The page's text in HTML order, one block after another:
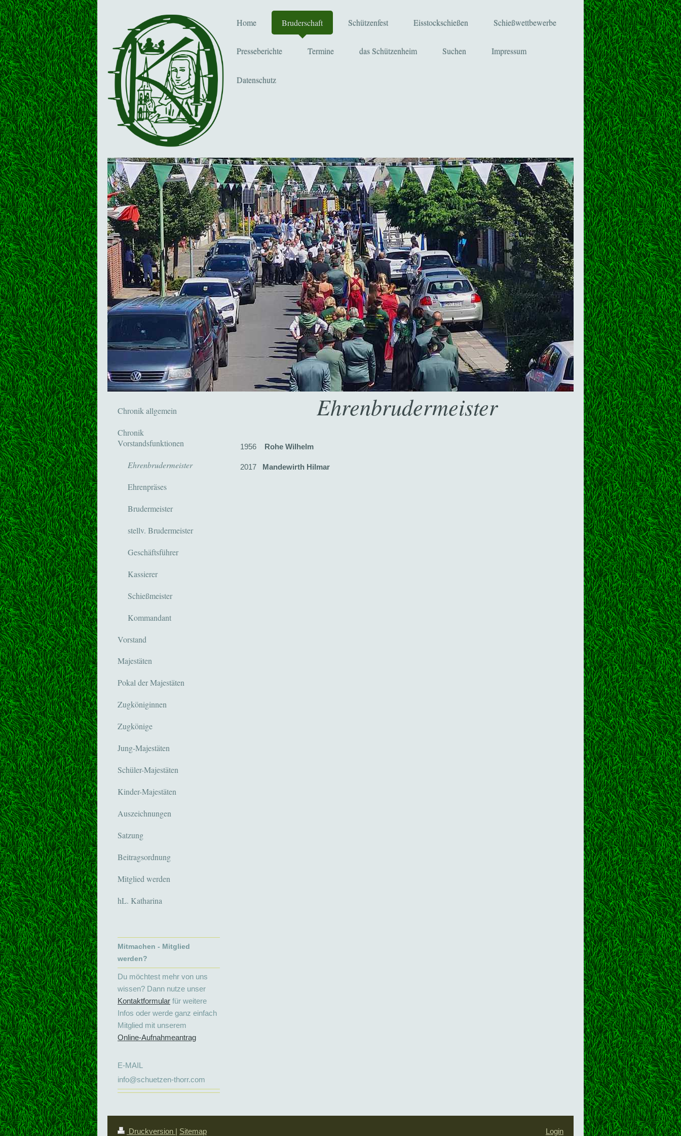
Home Bruderschaft Schützenfest Eisstockschießen Schießwettbewerbe
Presseberichte Termine das Schützenheim Suchen Impressum
Datenschutz
Ehrenbrudermeister
1956 Rohe Wilhelm
2017 Mandewirth Hilmar
Chronik allgemein
Chronik
Vorstandsfunktionen
Ehrenbrudermeister
Ehrenpräses
Brudermeister
stellv. Brudermeister
Geschäftsführer
Kassierer
Schießmeister
Kommandant
Vorstand
Majestäten
Pokal der Majestäten
Zugköniginnen
Zugkönige
Jung-Majestäten
Schüler-Majestäten
Kinder-Majestäten
Auszeichnungen
Satzung
Beitragsordnung
Mitglied werden
hL. Katharina
Mitmachen - Mitglied
werden?
Du möchtest mehr von uns
wissen? Dann nutze unser
Kontaktformular für weitere
Infos oder werde ganz einfach
Mitglied mit unserem
Online-Aufnahmeantrag
E-MAIL
info@schuetzen-thorr.com
Druckversion | Sitemap Login